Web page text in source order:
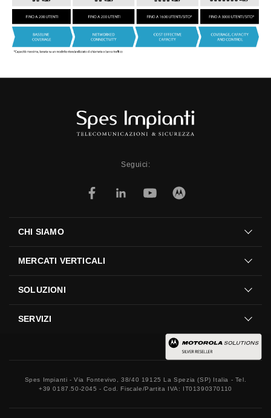
Seguici:
CHI SIAMO
MERCATI VERTICALI
SOLUZIONI
SERVIZI
Spes Impianti - Via Fontevivo, 38/40 19125 La Spezia (SP) Italia - Tel.
+39 0187.50-2045 - Cod. Fiscale/Partita IVA: IT01390370110